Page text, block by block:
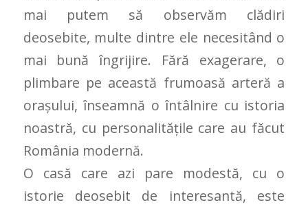
mai putem să observăm clădiri
deosebite, multe dintre ele necesitând o
mai bună îngrijire. Fără exagerare, o
plimbare pe această frumoasă arteră a
orașului, înseamnă o întâlnire cu istoria
noastră, cu personalitățile care au făcut
România modernă.
O casă care azi pare modestă, cu o
istorie deosebit de interesantă, este